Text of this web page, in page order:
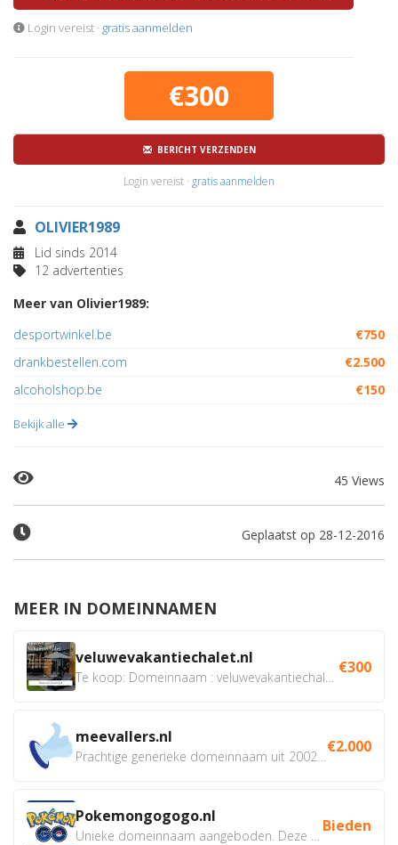
Login vereist · gratis aanmelden
€300
BERICHT VERZENDEN
Login vereist · gratis aanmelden
OLIVIER1989
Lid sinds 2014
12 advertenties
Meer van Olivier1989:
desportwinkel.be
€750
drankbestellen.com
€2.500
alcoholshop.be
€150
Bekijk alle
45 Views
Geplaatst op 28-12-2016
MEER IN DOMEINNAMEN
veluwevakantiechalet.nl €300
meevallers.nl €2.000
Pokemongogogo.nl Bieden